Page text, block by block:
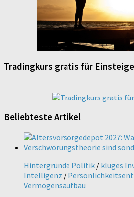
Tradingkurs gratis für
Beliebteste Artikel
Hintergründe Politik / kluges
Intelligenz /
Vermögensaufbau